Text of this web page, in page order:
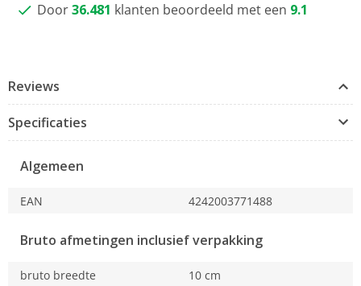
Door36.481 klanten beoordeeld met een 9.1
Reviews
Specificaties
Algemeen
EAN 4242003771488
Bruto afmetingen inclusief verpakking
bruto breedte
10 cm